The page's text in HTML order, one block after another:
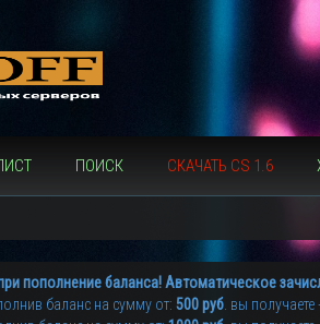
ПОИСК СКАЧАТЬ CS 1.6
пополнение баланса! Автоматическое
баланс на сумму от: 500 руб . вы получаете